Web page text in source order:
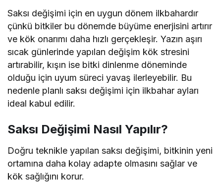
Saksı değişimi için en uygun dönem ilkbahardır
çünkü bitkiler bu dönemde büyüme enerjisini artırır
ve kök onarımı daha hızlı gerçekleşir. Yazın aşırı
sıcak günlerinde yapılan değişim kök stresini
artırabilir, kışın ise bitki dinlenme döneminde
olduğu için uyum süreci yavaş ilerleyebilir. Bu
nedenle planlı saksı değişimi için ilkbahar ayları
ideal kabul edilir.
Saksı Değişimi Nasıl Yapılır?
Doğru teknikle yapılan saksı değişimi, bitkinin yeni
ortamına daha kolay adapte olmasını sağlar ve
kök sağlığını korur.